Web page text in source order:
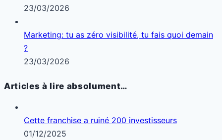
23/03/2026
Marketing: tu as zéro visibilité, tu fais quoi demain
?
23/03/2026
Articles à lire absolument…
Cette franchise a ruiné 200 investisseurs
01/12/2025